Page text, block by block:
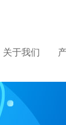
关于我们